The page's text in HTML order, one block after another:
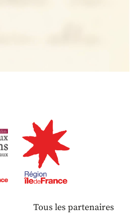
Tous les partenaires